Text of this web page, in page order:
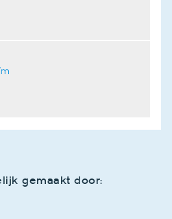
gemaakt door: